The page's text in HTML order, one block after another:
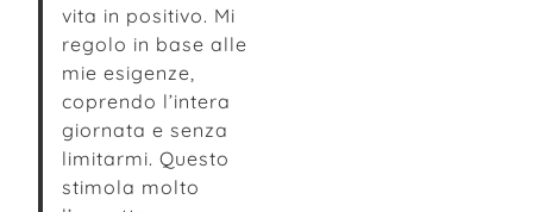
vita in positivo. Mi
regolo in base alle
mie esigenze,
coprendo l’intera
giornata e senza
limitarmi. Questo
stimola molto